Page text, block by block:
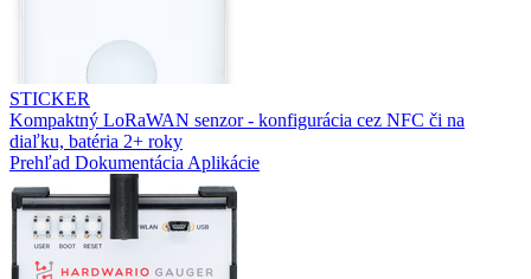
STICKER
Kompaktný LoRaWAN senzor - konfigurácia cez NFC či na
diaľku, batéria 2+ roky
Prehľad Dokumentácia Aplikácie